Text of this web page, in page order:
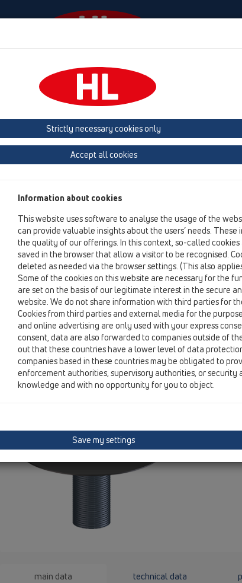
KATALOOG / ET
Priedai, pagalbinės (papildomos) medžiagos
Product overview
Uždedamas elementas
HL85N
HL85NH
HL85NH
Uždedamas paaukštinimo
d110mm/H80mm, polimerbetonio
Pailginimo
(ideali jungtis
main data technical data
Strictly necessary cookies only
Accept all cookies
Information about cookies
This website uses software to analyse the usage of the
can provide valuable insights about the users’ needs.
the quality of our offerings. In this context, so-called cookies
saved in the browser that allow a visitor to be recognised.
deleted as needed via the browser settings. (This also
Some of the cookies on this website are necessary for the
are set on the basis of our legitimate interest in the secure
website. We do not share information with third parties for
Cookies from third parties and external media for the
and online advertising are only used with your express
consent, data are also forwarded to companies outside of
out that these countries have a lower level of data
companies based in these countries may be obligated to
enforcement authorities, supervisory authorities, or security
knowledge and with no opportunity for you to object.
Save my settings